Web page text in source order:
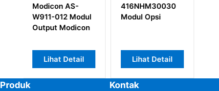
Opsi
Lihat Detail
AM0PBS001V000
Kartu Komunikasi
Lexium 15
Lihat Detail
Modicon
Produk Kontak